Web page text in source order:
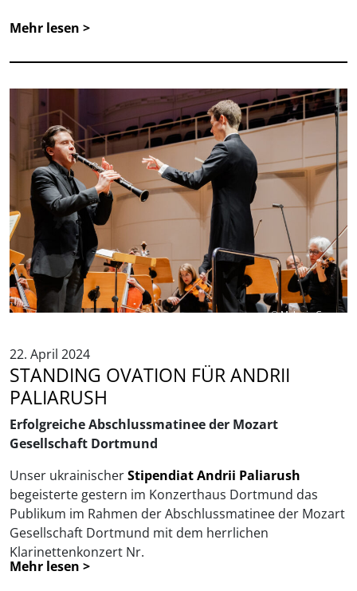
Mehr lesen >
© Melanie Graas
22. April 2024
STANDING OVATION FÜR ANDRII
PALIARUSH
Erfolgreiche Abschlussmatinee der Mozart
Gesellschaft Dortmund
Unser ukrainischerStipendiat Andrii Paliarush
begeisterte gestern im Konzerthaus Dortmund das
Publikum im Rahmen der Abschlussmatinee der Mozart
Gesellschaft Dortmund mit dem herrlichen
Klarinettenkonzert Nr.
Mehr lesen >